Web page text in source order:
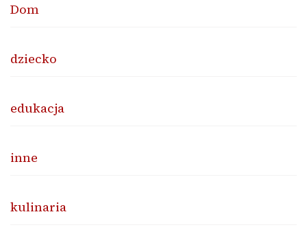
Dom
dziecko
edukacja
inne
kulinaria